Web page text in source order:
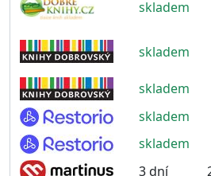
skladem
skladem
skladem
skladem
skladem
3 dní